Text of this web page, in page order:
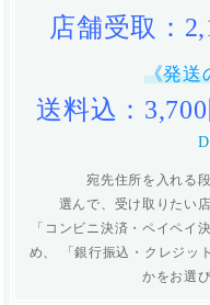
店舗受取：
《発送
送料込：
D
宛先住所を入れる
選んで、受け取りたい
「コンビニ決済・ペイペイ
め、
「銀行振込・クレジッ
かをお選